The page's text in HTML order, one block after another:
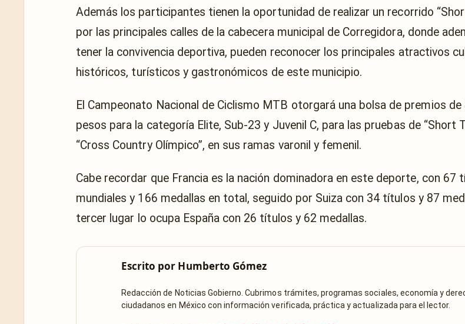
Además los participantes tienen la oportunidad de realizar un recorrido
por las principales calles de la cabecera municipal de Corregidora, donde
tener la convivencia deportiva, pueden reconocer los principales atractivos
históricos, turísticos y gastronómicos de este municipio.
El Campeonato Nacional de Ciclismo MTB otorgará una bolsa de premios de
pesos para la categoría Elite, Sub-23 y Juvenil C, para las pruebas de “Short
“Cross Country Olímpico”, en sus ramas varonil y femenil.
Cabe recordar que Francia es la nación dominadora en este deporte, con 67
mundiales y 166 medallas en total, seguido por Suiza con 34 títulos y 87
tercer lugar lo ocupa España con 26 títulos y 62 medallas.
Escrito por Humberto Gómez
Redacción de Noticias Gobierno. Cubrimos trámites, programas sociales, economía y
ciudadanos en México con información verificada, práctica y actualizada para el lector.